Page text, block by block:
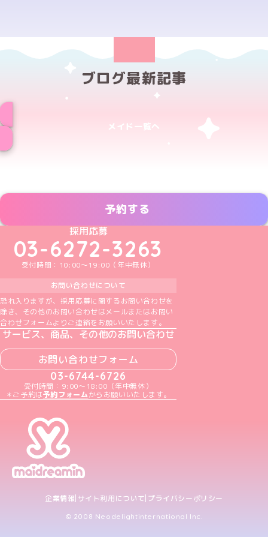
ブログ最新記事
メイド一覧へ
予約する
めいどりーみんTikTok公式アカウント
めいどりーみんX公式アカウント
めいどりーみんInstagram公式アカウント
めいどりーみんFacebook公式アカウン
めいどりーみんYouTube公式アカ
採用応募
03-6272-3263
受付時間：10:00～19:00（年中無休）
お問い合わせについて
恐れ入りますが、採用応募に関するお問い合わせを
除き、その他のお問い合わせはメールまたはお問い
合わせフォームよりご連絡をお願いいたします。
サービス、商品、その他のお問い合わせ
お問い合わせフォーム
03-6744-6726
受付時間：9:00～18:00（年中無休）
＊ご予約は予約フォームからお願いいたします。
企業情報 サイト利用について プライバシーポリシー
© 2008 Neodelightinternational Inc.